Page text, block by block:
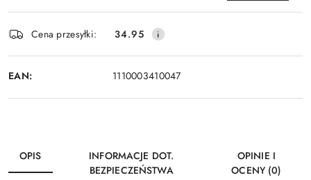
Wyślij
i
dostawa
Cena przesyłki: 34.95
EAN: 1110003410047
OPIS
INFORMACJE DOT.
BEZPIECZEŃSTWA
OPINIE I
OCENY (0)